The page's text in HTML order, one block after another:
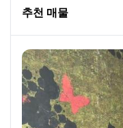
추천 매물